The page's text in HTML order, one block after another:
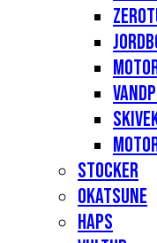
Stocker
Okatsune
Haps